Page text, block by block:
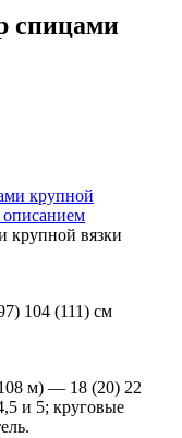
спицами
вязки
104 (111) см
м) — 18 (20) 22
и 5; круговые